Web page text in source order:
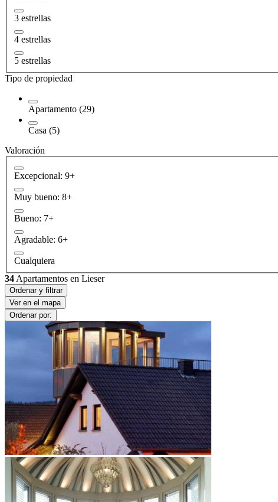
3 estrellas
4 estrellas
5 estrellas
Tipo de propiedad
Apartamento (29)
Casa (5)
Valoración
Excepcional: 9+
Muy bueno: 8+
Bueno: 7+
Agradable: 6+
Cualquiera
34 Apartamentos en Lieser
Ordenar y filtrar
Ver en el mapa
Ordenar por: